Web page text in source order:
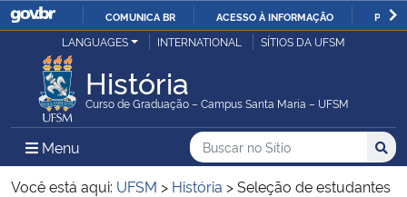
IR
COMUNICA BR ACESSO À INFORMAÇÃO
Ministério da Justiça e Segurança Pública
Ministério da Defesa
Ministério das Relações Exteriores
LANGUAGES INTERNATIONAL SÍTIOS DA UFSM
História
Curso de Graduação – Campus Santa Maria – UFSM
Menu Menu Principal do Sítio
Busca
Buscar no no Sítio
Busca:
Você está aqui: UFSM > História >Seleção de estudantes